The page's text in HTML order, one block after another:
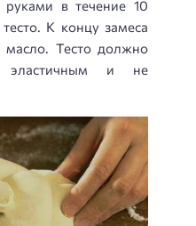
в течение 10
К концу замеса
масло. Тесто должно
эластичным и не